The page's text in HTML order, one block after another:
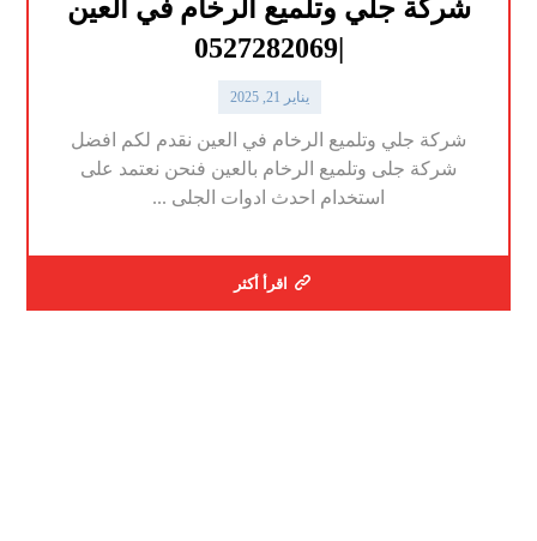
شركة جلي وتلميع الرخام في العين
|0527282069
يناير 21, 2025
شركة جلي وتلميع الرخام في العين نقدم لكم افضل
شركة جلى وتلميع الرخام بالعين فنحن نعتمد على
استخدام احدث ادوات الجلى ...
اقرأ أكثر